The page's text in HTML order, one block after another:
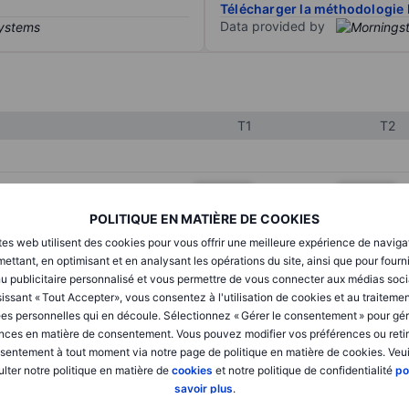
POLITIQUE EN MATIÈRE DE COOKIES
web utilisent des cookies pour vous offrir une meilleure expérience de
en optimisant et en analysant les opérations du site, ainsi que pour
publicitaire personnalisé et vous permettre de vous connecter aux médias
« Tout Accepter», vous consentez à l'utilisation de cookies et au
personnelles qui en découle. Sélectionnez « Gérer le consentement » pour
en matière de consentement. Vous pouvez modifier vos préférences ou
à tout moment via notre page de politique en matière de cookies.
notre politique en matière de cookies et notre politique de confidentialité
savoir plus.
Télécharger la méthodologie
Data provided by
T1 T2
XXXXXXX XXXXXXX
XXXXXXX
XXXXXXX XXXXXXX
XXXXXXX XXXXXXX
XXXXXXX XXXXXXX